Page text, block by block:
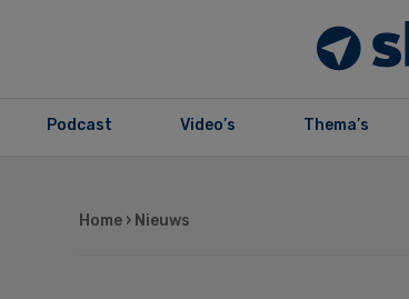
Podcast Video’s Thema’s
Home › Nieuws